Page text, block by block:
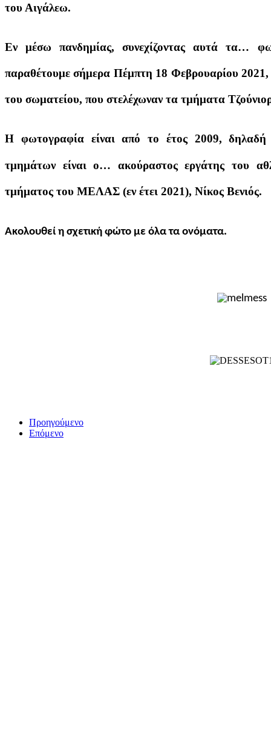
του Αιγάλεω.
Εν μέσω πανδημίας, συνεχίζοντας αυτά τα…
παραθέτουμε σήμερα Πέμπτη 18 Φεβρουαρίου 2021,
του σωματείου, που στελέχωναν τα τμήματα
Η φωτογραφία είναι από το έτος 2009, δηλαδή
τμημάτων είναι ο… ακούραστος εργάτης του
τμήματος του ΜΕΛΑΣ (εν έτει 2021), Νίκος Βενιός.
Ακολουθεί η σχετική φώτο με όλα τα ονόματα.
Προηγούμενο
Επόμενο